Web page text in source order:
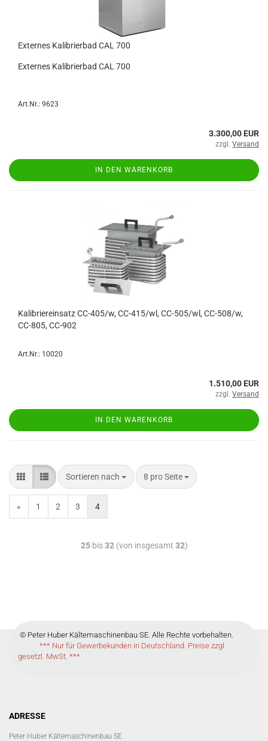
Externes Kalibrierbad CAL 700
Externes Kalibrierbad CAL 700
Art.Nr.: 9623
3.300,00 EUR
zzgl. Versand
IN DEN WARENKORB
Kalibriereinsatz CC-405/w, CC-415/wl, CC-505/wl, CC-508/w,
CC-805, CC-902
Art.Nr.: 10020
1.510,00 EUR
zzgl. Versand
IN DEN WARENKORB
Sortieren nach 8 pro Seite
« 1 2 3 4
25bis32(von insgesamt 32)
© Peter Huber Kältemaschinenbau SE. Alle Rechte vorbehalten.
*** Nur für Gewerbekunden in Deutschland. Preise zzgl.
gesetzl. MwSt. ***
ADRESSE
Peter Huber Kältemaschinenbau SE